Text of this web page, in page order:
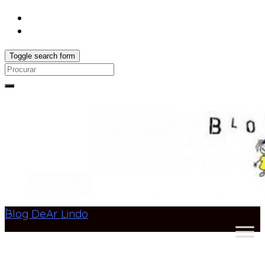
Toggle search form
Search
Blog DeAr Lindo